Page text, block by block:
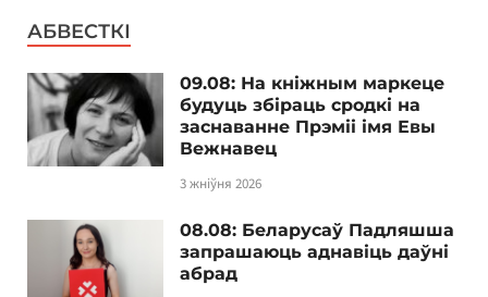
АБВЕСТКІ
09.08: На кніжным маркеце
будуць збіраць сродкі на
заснаванне Прэміі імя Евы
Вежнавец
3 жніўня 2026
08.08: Беларусаў Падляшша
запрашаюць аднавіць даўні
абрад